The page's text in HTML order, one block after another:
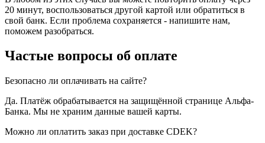
20 минут, воспользоваться другой картой или обратиться в
свой банк. Если проблема сохраняется - напишите нам,
поможем разобраться.
Частые вопросы об оплате
Безопасно ли оплачивать на сайте?
Да. Платёж обрабатывается на защищённой странице Альфа-
Банка. Мы не храним данные вашей карты.
Можно ли оплатить заказ при доставке CDEK?